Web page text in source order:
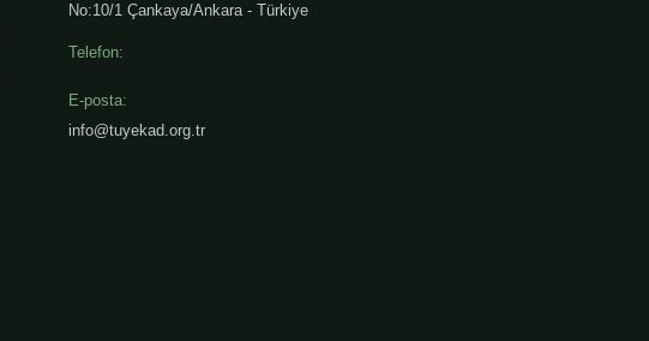
No:10/1 Çankaya/Ankara - Türkiye
Telefon:
E-posta:
info@tuyekad.org.tr